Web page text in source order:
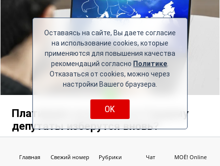
Платившие на выборах в Гордуму
депутаты изберутся вновь?
процедуре не примут участие герои нашумевшей истории
Главная Свежий номер Рубрики Чат МОЁ! Online
Оставаясь на сайте, Вы даете согласие
на использование cookies, которые
применяются для повышения качества
рекомендаций согласно Политике
Отказаться от cookies, можно через
настройки Вашего браузера.
OK